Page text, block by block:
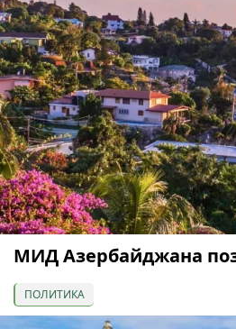
МИД Азербайджана
ПОЛИТИКА